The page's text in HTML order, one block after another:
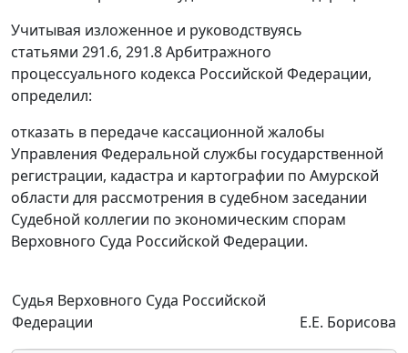
Учитывая изложенное и руководствуясь
статьями 291.6, 291.8Арбитражного
процессуального кодекса Российской Федерации,
определил:
отказать в передаче кассационной жалобы
Управления Федеральной службы государственной
регистрации, кадастра и картографии по Амурской
области для рассмотрения в судебном заседании
Судебной коллегии по экономическим спорам
Верховного Суда Российской Федерации.
Судья Верховного Суда Российской
Федерации
Е.Е. Борисова